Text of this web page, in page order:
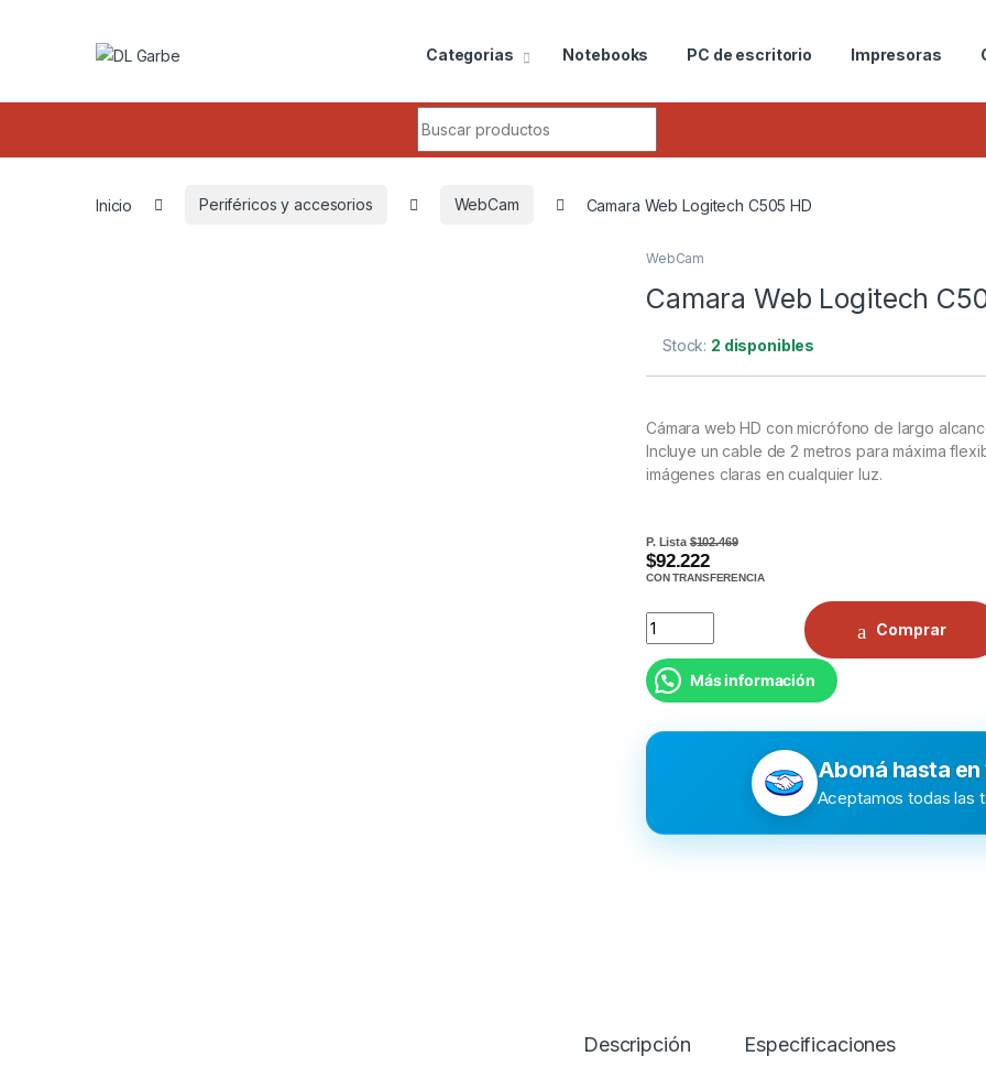
Categorias Notebooks PC de escritorio Impresoras
Inicio Periféricos y accesorios WebCam Camara Web Logitech C505 HD
WebCam
Camara Web Logitech
Stock: 2 disponibles
Cámara web HD con micrófono de largo
Incluye un cable de 2 metros para máxima
imágenes claras en cualquier luz.
P. Lista$102.469
$92.222
CON TRANSFERENCIA
Camara Web Logitech C505 HD quantity
Comprar
Más información
Aboná hasta
Aceptamos todas las
Descripción Especificaciones